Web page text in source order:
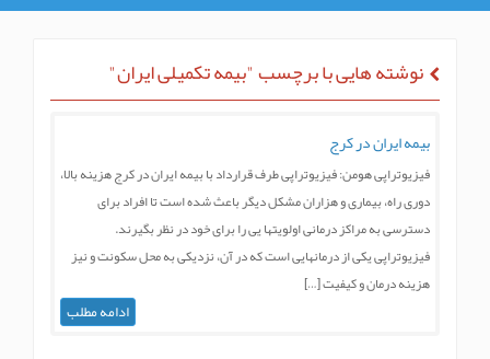
هایی با برچسب "بیمه تکمیلی ایران"
ایران در کرج
هومن: فیزیوتراپی طرف قرارداد با بیمه ایران در کرج هزینه بالا،
راه، بیماری و هزاران مشکل دیگر باعث شده است تا افراد برای
به مراکز درمانی اولویتها یی را برای خود در نظر بگیرند.
یکی از درمانهایی است که در آن، نزدیکی به محل سکونت و نیز
درمان و کیفیت […]